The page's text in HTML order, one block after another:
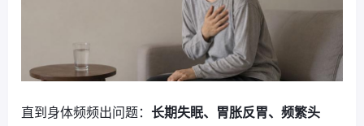
直到身体频频出问题： 长期失眠、胃胀反胃、频繁头